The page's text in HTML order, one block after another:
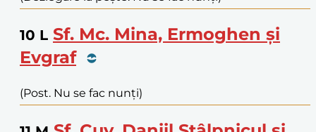
10 L Sf. Mc. Mina, Ermoghen și
Evgraf
(Post. Nu se fac nunți)